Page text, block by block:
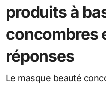
produits à
concombres
réponses
Le masque beauté